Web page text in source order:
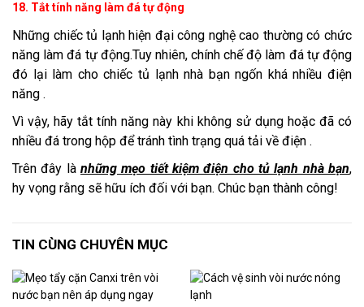
18. Tắt tính năng làm đá tự động
Những chiếc tủ lạnh hiện đại công nghệ cao thường có chức
năng làm đá tự động.Tuy nhiên, chính chế độ làm đá tự động
đó lại làm cho chiếc tủ lạnh nhà bạn ngốn khá nhiều điện
năng .
Vì vậy, hãy tắt tính năng này khi không sử dụng hoặc đã có
nhiều đá trong hộp để tránh tình trạng quá tải về điện .
Trên đây là những mẹo tiết kiệm điện cho tủ lạnh nhà bạn,
hy vọng rằng sẽ hữu ích đối với bạn. Chúc bạn thành công!
TIN CÙNG CHUYÊN MỤC